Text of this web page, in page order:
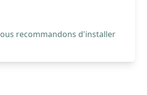
recommandons d'installer